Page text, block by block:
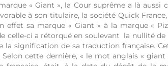
« Giant », la Cour suprême a là aussi
à son titulaire, la société Quick
effet sa marque « Giant » à la marque «
celle-ci a rétorqué en soulevant la nullité de
signification de sa traduction française.
Selon cette dernière, « le mot anglais «